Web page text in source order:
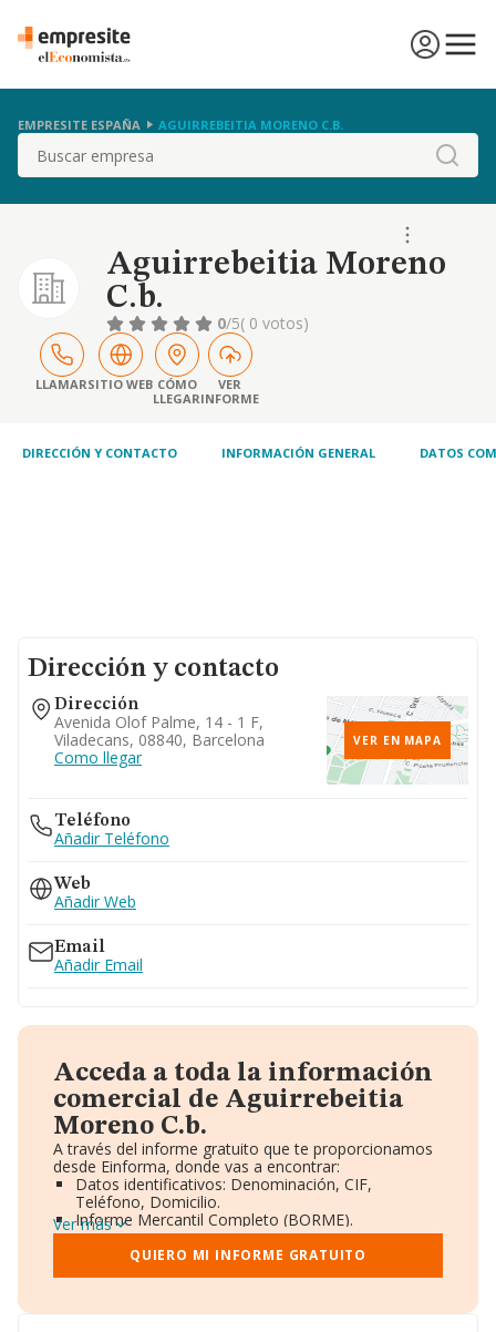
EMPRESITE ESPAÑA AGUIRREBEITIA MORENO C.B.
Buscar
Aguirrebeitia Moreno
C.b.
0/5( 0 votos)
LLAMARSITIO WEB CÓMO
LLEGAR
VER
INFORME
DIRECCIÓN Y CONTACTO INFORMACIÓN GENERAL DATOS
Dirección y contacto
Dirección
Avenida Olof Palme, 14 - 1 F,
Viladecans, 08840, Barcelona
Como llegar
VER EN MAPA
Teléfono
Añadir Teléfono
Web
Añadir Web
Email
Añadir Email
Acceda a toda la información
comercial de Aguirrebeitia
Moreno C.b.
A través del informe gratuito que te proporcionamos
desde Einforma, donde vas a encontrar:
Datos identificativos: Denominación, CIF,
Teléfono, Domicilio.
Informe Mercantil Completo (BORME).
Gráficos de Evolución Ventas y Empleados.
Consejo de Administración y Administradores.
Directivos y Ejecutivos.
Ver más
QUIERO MI INFORME GRATUITO